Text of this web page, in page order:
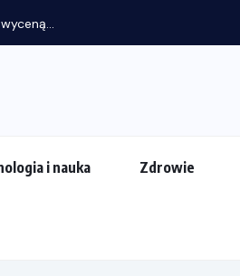
i nauka Zdrowie